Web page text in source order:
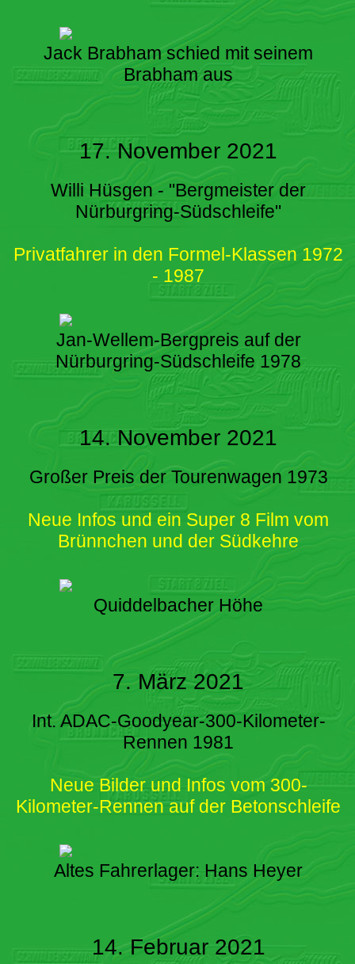
Jack Brabham schied mit seinem
Brabham aus
17. November 2021
Willi Hüsgen - "Bergmeister der
Nürburgring-Südschleife"
Privatfahrer in den Formel-Klassen 1972
- 1987
Jan-Wellem-Bergpreis auf der
Nürburgring-Südschleife 1978
14. November 2021
Großer Preis der Tourenwagen 1973
Neue Infos und ein Super 8 Film vom
Brünnchen und der Südkehre
Quiddelbacher Höhe
7. März 2021
Int. ADAC-Goodyear-300-Kilometer-
Rennen 1981
Neue Bilder und Infos vom 300-
Kilometer-Rennen auf der Betonschleife
Altes Fahrerlager: Hans Heyer
14. Februar 2021